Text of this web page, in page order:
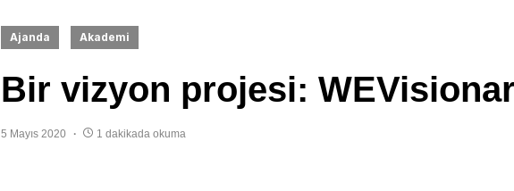
Ajanda Akademi
Bir vizyon projesi:
5 Mayıs 2020 1 dakikada okuma